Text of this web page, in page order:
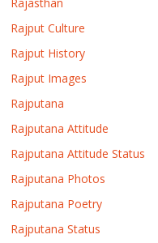
Rajput Culture
Rajput History
Rajput Images
Rajputana
Rajputana Attitude
Rajputana Attitude Status
Rajputana Photos
Rajputana Poetry
Rajputana Status